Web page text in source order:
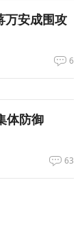
万安成围攻
6
体防御
63